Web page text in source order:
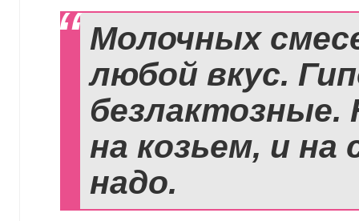
Молочных
любой вкус.
безлактозные.
на козьем, и на
надо.